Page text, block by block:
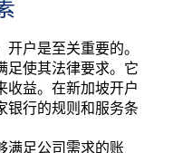
户是至关重要的。
足使其法律要求。它
收益。在新加坡开户
银行的规则和服务条
满足公司需求的账